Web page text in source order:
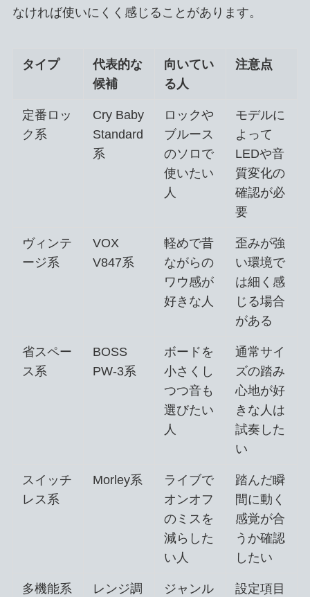
なければ使いにくく感じることがあります。
タイプ
代表的な
候補
向いてい
る人
注意点
定番ロッ
ク系
Cry Baby
Standard
系
ロックや
ブルース
のソロで
使いたい
人
モデルに
よって
LEDや音
質変化の
確認が必
要
ヴィンテ
ージ系
VOX
V847系
軽めで昔
ながらの
ワウ感が
好きな人
歪みが強
い環境で
は細く感
じる場合
がある
省スペー
ス系
BOSS
PW-3系
ボードを
小さくし
つつ音も
選びたい
人
通常サイ
ズの踏み
心地が好
きな人は
試奏した
い
スイッチ
レス系
Morley系
ライブで
オンオフ
のミスを
減らした
い人
踏んだ瞬
間に動く
感覚が合
うか確認
したい
多機能系 レンジ調 ジャンル 設定項目